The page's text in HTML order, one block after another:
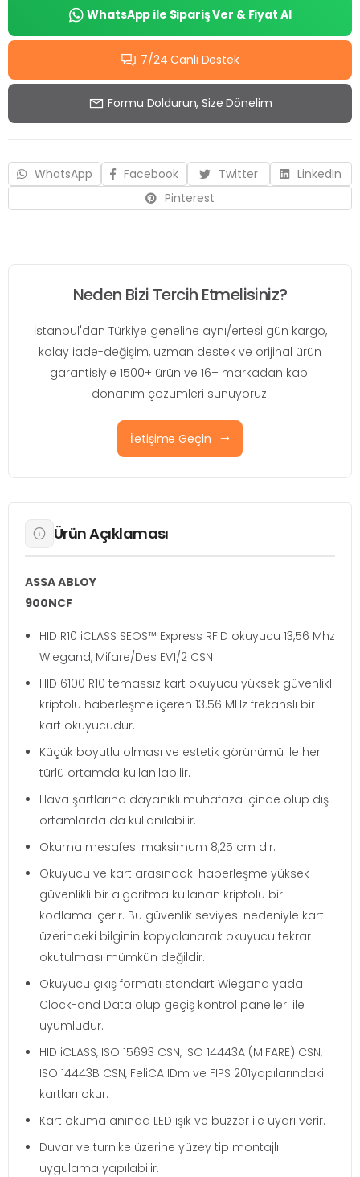
WhatsApp ile Sipariş Ver & Fiyat Al
7/24 Canlı Destek
Formu Doldurun, Size Dönelim
WhatsApp Facebook Twitter
LinkedIn
Pinterest
Neden Bizi Tercih Etmelisiniz?
İstanbul'dan Türkiye geneline aynı/ertesi gün kargo,
kolay iade-değişim, uzman destek ve orijinal ürün
garantisiyle 1500+ ürün ve 16+ markadan kapı
donanım çözümleri sunuyoruz.
İletişime Geçin
Ürün Açıklaması
ASSA ABLOY
900NCF
HID R10 iCLASS SEOS™ Express RFID okuyucu 13,56 Mhz
Wiegand, Mifare/Des EV1/2 CSN
HID 6100 R10 temassız kart okuyucu yüksek güvenlikli
kriptolu haberleşme içeren 13.56 MHz frekanslı bir
kart okuyucudur.
Küçük boyutlu olması ve estetik görünümü ile her
türlü ortamda kullanılabilir.
Hava şartlarına dayanıklı muhafaza içinde olup dış
ortamlarda da kullanılabilir.
Okuma mesafesi maksimum 8,25 cm dir.
Okuyucu ve kart arasındaki haberleşme yüksek
güvenlikli bir algoritma kullanan kriptolu bir
kodlama içerir. Bu güvenlik seviyesi nedeniyle kart
üzerindeki bilginin kopyalanarak okuyucu tekrar
okutulması mümkün değildir.
Okuyucu çıkış formatı standart Wiegand yada
Clock-and Data olup geçiş kontrol panelleri ile
uyumludur.
HID iCLASS, ISO 15693 CSN, ISO 14443A (MIFARE) CSN,
ISO 14443B CSN, FeliCA IDm ve FIPS 201yapılarındaki
kartları okur.
Kart okuma anında LED ışık ve buzzer ile uyarı verir.
Duvar ve turnike üzerine yüzey tip montajlı
uygulama yapılabilir.